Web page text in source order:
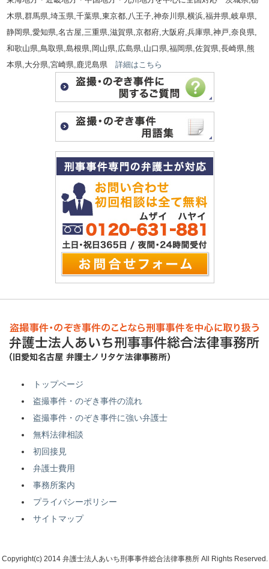
木県,群馬県,埼玉県,千葉県,東京都,八王子,神奈川県,横浜,福井県,岐阜県,
静岡県,愛知県,名古屋,三重県,滋賀県,京都府,大阪府,兵庫県,神戸,奈良県,
和歌山県,鳥取県,島根県,岡山県,広島県,山口県,福岡県,佐賀県,長崎県,熊
本県,大分県,宮崎県,鹿児島県詳細はこちら
トップページ
盗撮事件・のぞき事件の流れ
盗撮事件・のぞき事件に強い弁護士
無料法律相談
初回接見
弁護士費用
事務所案内
プライバシーポリシー
サイトマップ
Copyright(c) 2014 弁護士法人あいち刑事事件総合法律事務所 All Rights Reserved.